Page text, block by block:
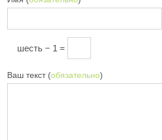
шесть − 1 =
Ваш текст (обязательно)